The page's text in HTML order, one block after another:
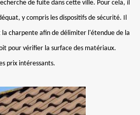
de fuite dans cette ville. Pour cela, il
y compris les dispositifs de sécurité. Il
charpente afin de délimiter l'étendue de la
pour vérifier la surface des matériaux.
prix intéressants.